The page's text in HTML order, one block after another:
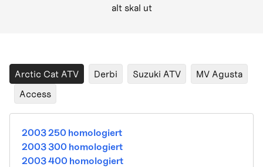
alt skal ut
Arctic Cat ATV Derbi Suzuki ATV
MV Agusta
Access
2003 250 homologiert
2003 300 homologiert
2003 400 homologiert